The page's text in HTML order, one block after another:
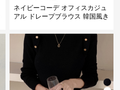
ネイビーコーデ オフィスカジュ
アル ドレープブラウス 韓国風き